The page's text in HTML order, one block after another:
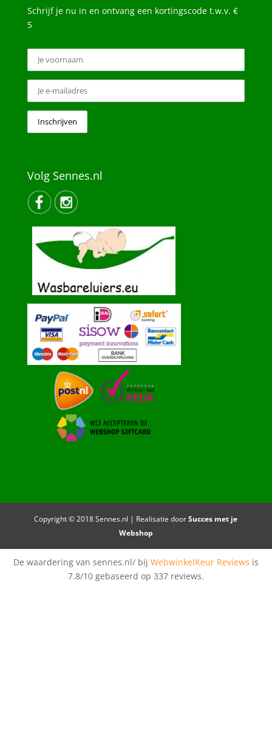
Schrijf je nu in en ontvang een kortingscode t.w.v. €
5
Volg Sennes.nl
Copyright © 2018 Sennes.nl | Realisatie doorSucces met je
Webshop
De waardering van sennes.nl/ bij WebwinkelKeur Reviews is
7.8/10 gebaseerd op 337 reviews.